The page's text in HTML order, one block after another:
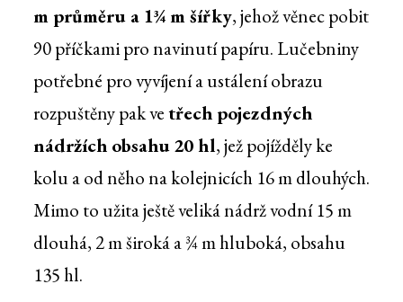
m průměru a 1¾ m šířky, jehož věnec pobit
90 příčkami pro navinutí papíru. Lučebniny
potřebné pro vyvíjení a ustálení obrazu
rozpuštěny pak vetřech pojezdných
nádržích obsahu 20 hl, jež pojížděly ke
kolu a od něho na kolejnicích 16 m dlouhých.
Mimo to užita ještě veliká nádrž vodní 15 m
dlouhá, 2 m široká a ¾ m hluboká, obsahu
135 hl.